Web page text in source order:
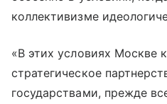
коллективизме
«В этих условиях Москве
стратегическое
государствами, прежде